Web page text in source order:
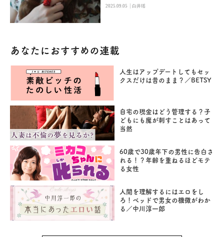
2025.09.05 |白井瑶
あなたにおすすめの連載
人生はアップデートしてもセッ
クスだけは昔のまま？／BETSY
自宅の現金はどう管理する？子
どもにも魔が刺すことはあって
当然
60歳で30歳年下の男性に告白さ
れる！？年齢を重ねるほどモテ
る女性
人間を理解するにはエロをし
ろ！ベッドで男女の機微がわか
る／中川淳一郎